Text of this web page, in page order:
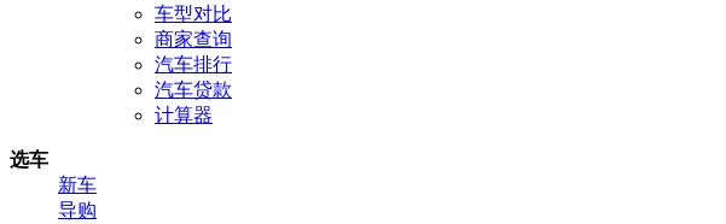
车型对比
商家查询
汽车排行
汽车贷款
计算器
选车
新车
导购